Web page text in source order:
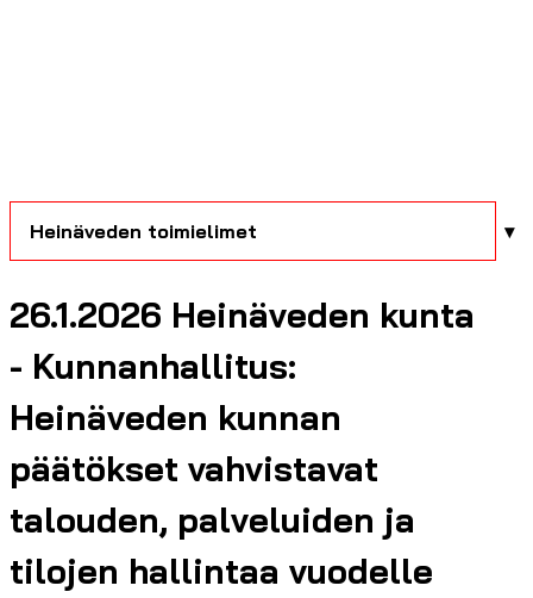
Heinäveden toimielimet
26.1.2026 Heinäveden kunta
- Kunnanhallitus:
Heinäveden kunnan
päätökset vahvistavat
talouden, palveluiden ja
tilojen hallintaa vuodelle